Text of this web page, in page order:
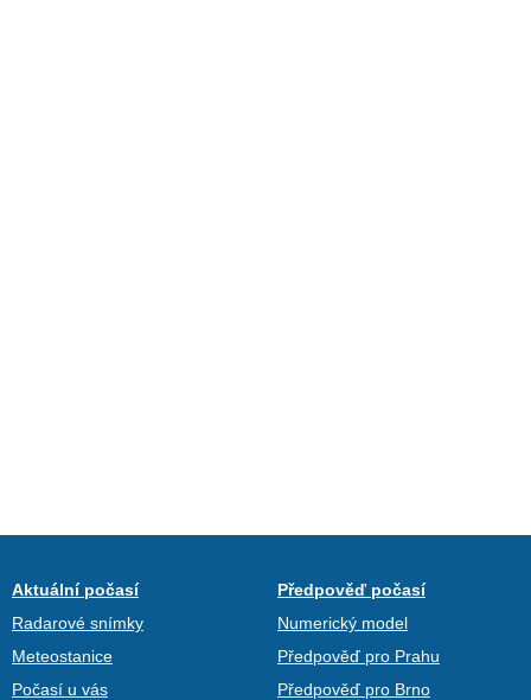
Aktuální počasí
Radarové snímky
Meteostanice
Počasí u vás
Předpověď počasí
Numerický model
Předpověď pro Prahu
Předpověď pro Brno